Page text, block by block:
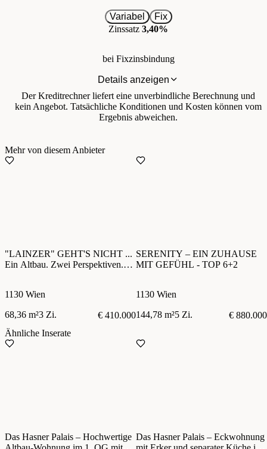
Variabel
Fix
Zinssatz 3,40%
bei Fixzinsbindung
Details anzeigen
Der Kreditrechner liefert eine unverbindliche Berechnung und
kein Angebot. Tatsächliche Konditionen und Kosten können vom
Ergebnis abweichen.
Mehr von diesem Anbieter
"LAINZER" GEHT'S NICHT ...
Ein Altbau. Zwei Perspektiven.
1130 Wien
68,36 m²3 Zi. € 410.000
SERENITY – EIN ZUHAUSE
MIT GEFÜHL - TOP 6+2
1130 Wien
144,78 m²5 Zi.
€ 880.000
Ähnliche Inserate
Das Hasner Palais – Hochwertige Das Hasner Palais – Eckwohnung